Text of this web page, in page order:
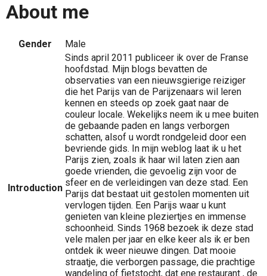
About me
Gender Male
Introduction
Sinds april 2011 publiceer ik over de Franse
hoofdstad. Mijn blogs bevatten de
observaties van een nieuwsgierige reiziger
die het Parijs van de Parijzenaars wil leren
kennen en steeds op zoek gaat naar de
couleur locale. Wekelijks neem ik u mee buiten
de gebaande paden en langs verborgen
schatten, alsof u wordt rondgeleid door een
bevriende gids. In mijn weblog laat ik u het
Parijs zien, zoals ik haar wil laten zien aan
goede vrienden, die gevoelig zijn voor de
sfeer en de verleidingen van deze stad. Een
Parijs dat bestaat uit gestolen momenten uit
vervlogen tijden. Een Parijs waar u kunt
genieten van kleine pleziertjes en immense
schoonheid. Sinds 1968 bezoek ik deze stad
vele malen per jaar en elke keer als ik er ben
ontdek ik weer nieuwe dingen. Dat mooie
straatje, die verborgen passage, die prachtige
wandeling of fietstocht, dat ene restaurant , de